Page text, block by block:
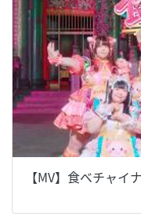
【MV】食べチャイ